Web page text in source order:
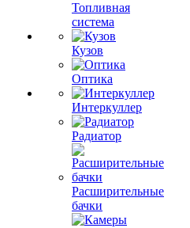
Топливная
система
Кузов
Оптика
Интеркуллер
Радиатор
Расширительные
бачки